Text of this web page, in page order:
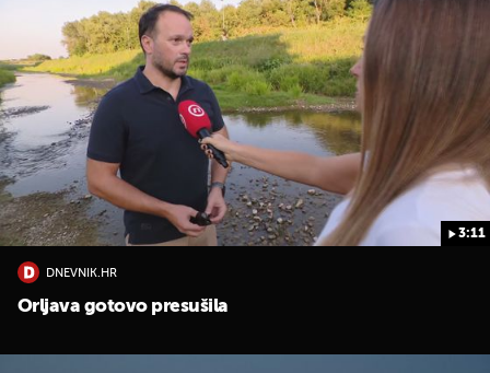
3:11
DNEVNIK.HR
Orljava gotovo presušila